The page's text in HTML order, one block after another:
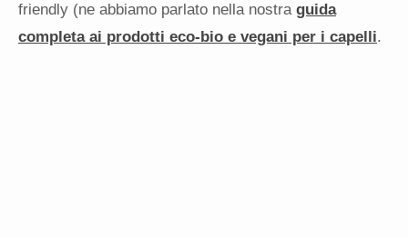
friendly (ne abbiamo parlato nella nostra guida
completa ai prodotti eco-bio e vegani per i capelli.